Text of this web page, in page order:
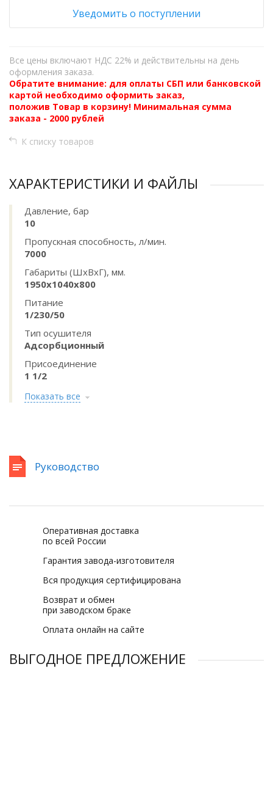
Уведомить о поступлении
Все цены включают НДС 22% и действительны на день
оформления заказа.
Обратите внимание: для оплаты СБП или банковской
картой необходимо оформить заказ,
положив Товар в корзину! Минимальная сумма
заказа - 2000 рублей
К списку товаров
ХАРАКТЕРИСТИКИ И ФАЙЛЫ
Давление, бар
10
Пропускная способность, л/мин.
7000
Габариты (ШхВхГ), мм.
1950х1040х800
Питание
1/230/50
Тип осушителя
Адсорбционный
Присоединение
1 1/2
Показать все
Руководство
Оперативная доставка
по всей России
Гарантия завода-изготовителя
Вся продукция сертифицирована
Возврат и обмен
при заводском браке
Оплата онлайн на сайте
ВЫГОДНОЕ ПРЕДЛОЖЕНИЕ